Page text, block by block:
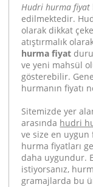
Hudri hurma fiyat
edilmektedir.
olarak dikkat
atıştırmalık
hurma fiyat
ve yeni mahsül
gösterebilir.
hurmanın fiyatı
Sitemizde yer
arasında hudri
ve size en
hurma fiyatları
daha uygundur.
istiyorsanız,
gramajlarda bu